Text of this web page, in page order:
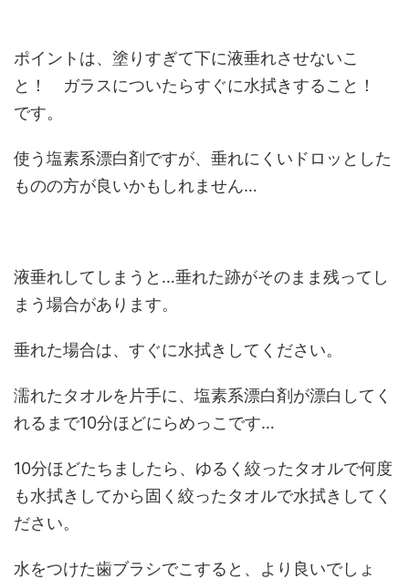
ポイントは、塗りすぎて下に液垂れさせないこ
と！ ガラスについたらすぐに水拭きすること！
です。
使う塩素系漂白剤ですが、垂れにくいドロッとした
ものの方が良いかもしれません…
液垂れしてしまうと…垂れた跡がそのまま残ってし
まう場合があります。
垂れた場合は、すぐに水拭きしてください。
濡れたタオルを片手に、塩素系漂白剤が漂白してく
れるまで10分ほどにらめっこです…
10分ほどたちましたら、ゆるく絞ったタオルで何度
も水拭きしてから固く絞ったタオルで水拭きしてく
ださい。
水をつけた歯ブラシでこすると、より良いでしょ